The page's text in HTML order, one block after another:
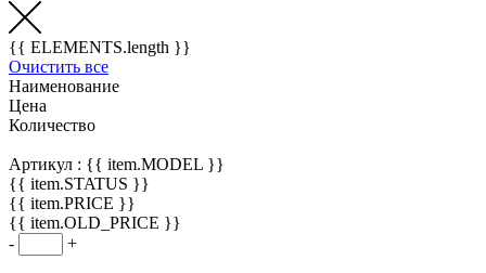
{{ ELEMENTS.length }}
Очистить все
Наименование
Цена
Количество
Артикул : {{ item.MODEL }}
{{ item.STATUS }}
{{ item.PRICE }}
{{ item.OLD_PRICE }}
-
+